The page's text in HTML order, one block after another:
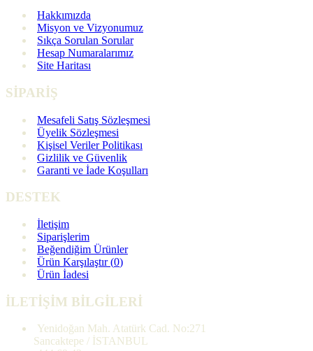
Hakkımızda
Misyon ve Vizyonumuz
Sıkça Sorulan Sorular
Hesap Numaralarımız
Site Haritası
SİPARİŞ
Mesafeli Satış Sözleşmesi
Üyelik Sözleşmesi
Kişisel Veriler Politikası
Gizlilik ve Güvenlik
Garanti ve İade Koşulları
DESTEK
İletişim
Siparişlerim
Beğendiğim Ürünler
Ürün Karşılaştır (0)
Ürün İadesi
İLETİŞİM BİLGİLERİ
Yenidoğan Mah. Atatürk Cad. No:271
Sancaktepe / İSTANBUL